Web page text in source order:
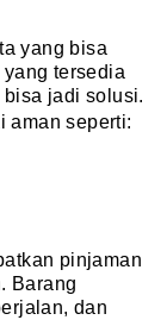
yang bisa
tersedia
bisa jadi solusi.
aman seperti:
pinjaman
Barang
dan